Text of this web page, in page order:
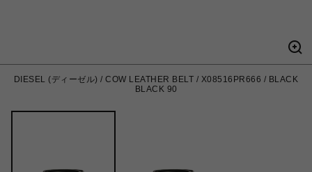
DIESEL (ディーゼル) / COW LEATHER BELT / X08516PR666 / BLACK
BLACK 90